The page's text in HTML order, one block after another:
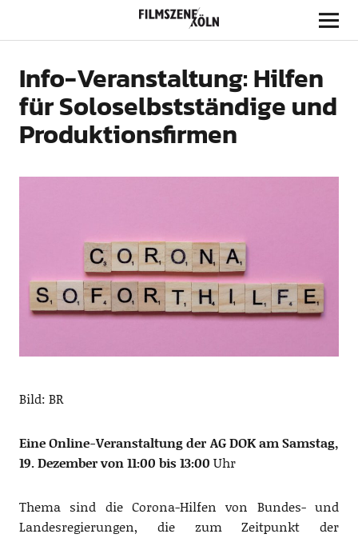
Filmszene Köln
Info-Veranstaltung: Hilfen
für Soloselbstständige und
Produktionsfirmen
Bild: BR
Eine Online-Veranstaltung der AG DOK amSamstag,
19. Dezember von 11:00 bis 13:00 Uhr
Thema sind die Corona-Hilfen von Bundes- und
Landesregierungen, die zum Zeitpunkt der